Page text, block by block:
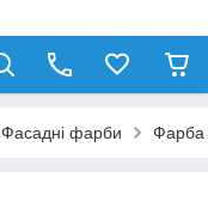
Фасадні фарби Фарба